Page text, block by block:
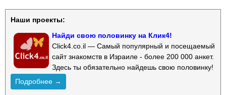
Наши проекты:
Найди свою половинку на Клик4!
Click4.co.il — Самый популярный и посещаемый
сайт знакомств в Израиле - более 200 000 анкет.
Здесь ты обязательно найдешь свою половинку!
Подробнее →